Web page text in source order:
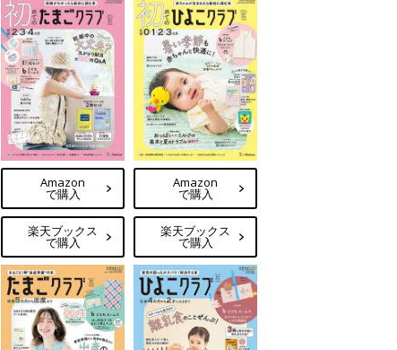
Amazon
で購入
楽天ブックス
で購入
Amazon
で購入
楽天ブックス
で購入